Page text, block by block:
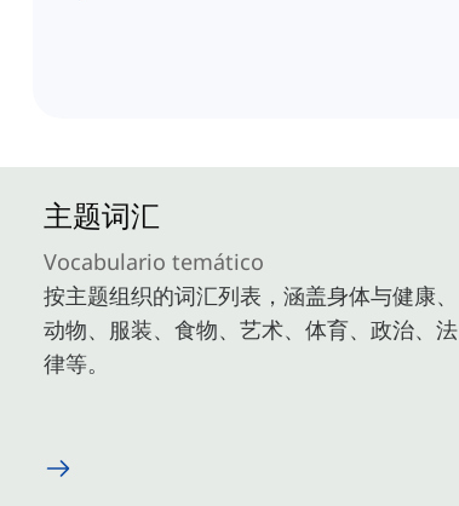
主题词汇
Vocabulario temático
按主题组织的词汇列表，涵盖身体与健康、
动物、服装、食物、艺术、体育、政治、法
律等。